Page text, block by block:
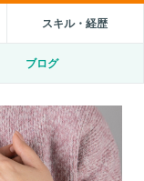
スキル・経歴
ブログ